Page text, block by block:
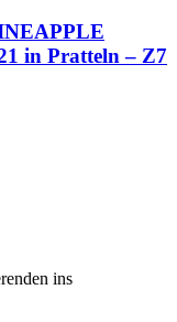
in Pratteln – Z7
ins